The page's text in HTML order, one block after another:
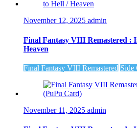
November 12, 2025 admin
Final Fantasy VIII Remastered :
Heaven
Final Fantasy VIII Remastered Side
November 11, 2025 admin